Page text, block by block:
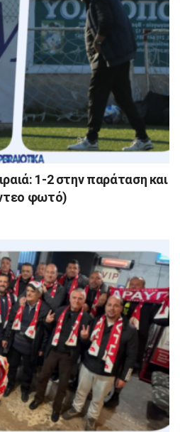
1-2 στην παράταση και
φωτό)